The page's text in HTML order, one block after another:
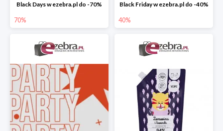
Black Days w ezebra.pl do -70%
70%
Black Friday w ezebra.pl do -40%
40%